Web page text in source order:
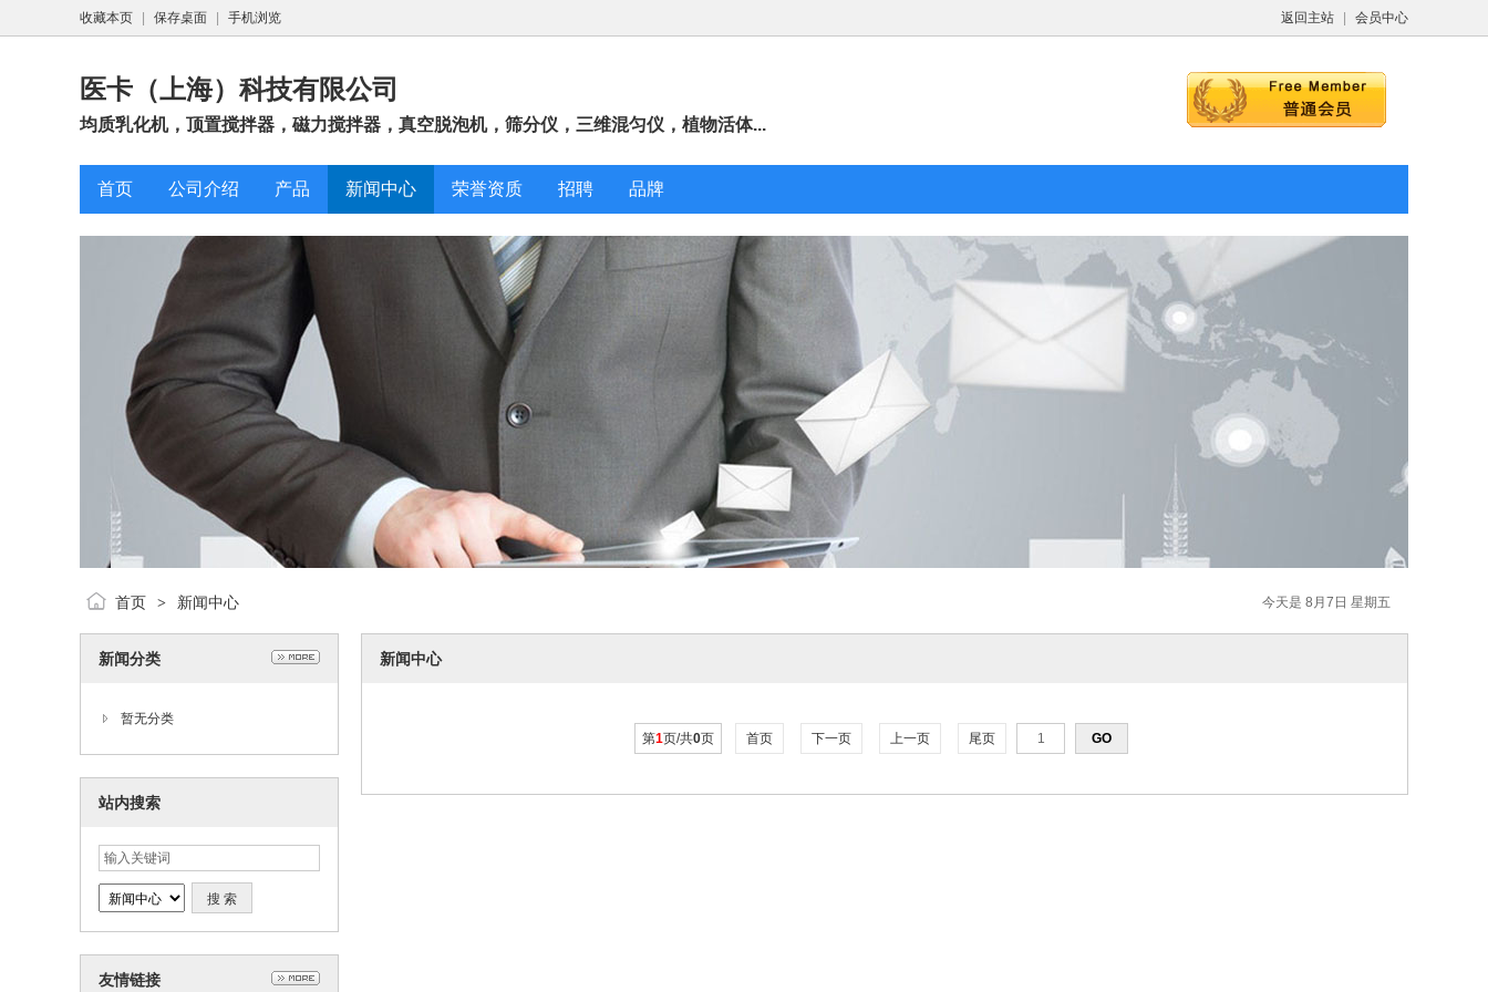
返回主站 会员中心
收藏本页 保存桌面 手机浏览
医卡（上海）科技有限公司
均质乳化机，顶置搅拌器，磁力搅拌器，真空脱泡机，筛分仪，三维混匀仪，植物活体...
首页 公司介绍 产品 新闻中心 荣誉资质 招聘 品牌
今天是 8月7日 星期五
首页 > 新闻中心
新闻分类
暂无分类
站内搜索
友情链接
新闻中心
第1页/共0页 首页 下一页 上一页 尾页